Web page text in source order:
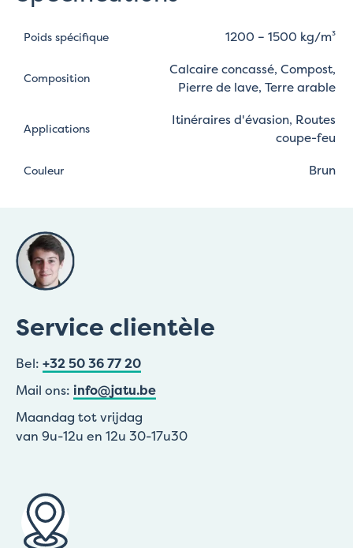
Poids spécifique 1200 – 1500 kg/m³
Composition
Calcaire concassé, Compost,
Pierre de lave, Terre arable
Applications
Itinéraires d'évasion, Routes
coupe-feu
Couleur Brun
Service clientèle
Bel: +32 50 36 77 20
Mail ons: info@jatu.be
Maandag tot vrijdag
van 9u-12u en 12u 30-17u30